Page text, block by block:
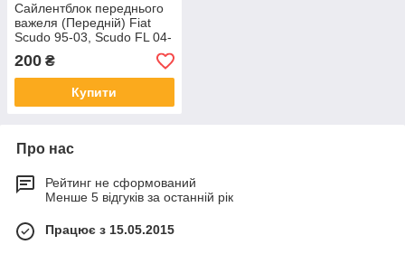
Сайлентблок переднього
важеля (Передній) Fiat
Scudo 95-03, Scudo FL 04-
06, Scudo Nuovo 3H 07-,
Ulysse 94-02, Ul
200 ₴
Купити
Про нас
Рейтинг не сформований
Менше 5 відгуків за останній рік
Працює з 15.05.2015